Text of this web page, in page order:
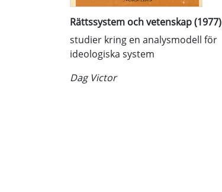
Rättssystem och vetenskap (1977)
studier kring en analysmodell för
ideologiska system
Dag Victor